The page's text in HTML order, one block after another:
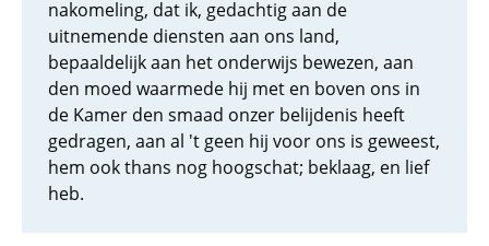
nakomeling, dat ik, gedachtig aan de
uitnemende diensten aan ons land,
bepaaldelijk aan het onderwijs bewezen, aan
den moed waarmede hij met en boven ons in
de Kamer den smaad onzer belijdenis heeft
gedragen, aan al 't geen hij voor ons is geweest,
hem ook thans nog hoogschat; beklaag, en lief
heb.